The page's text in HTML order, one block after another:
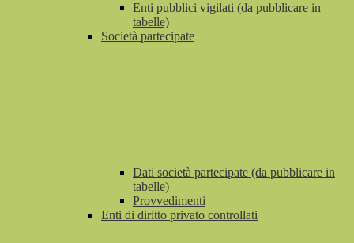
Enti pubblici vigilati (da pubblicare in
tabelle)
Società partecipate
Dati società partecipate (da pubblicare in
tabelle)
Provvedimenti
Enti di diritto privato controllati